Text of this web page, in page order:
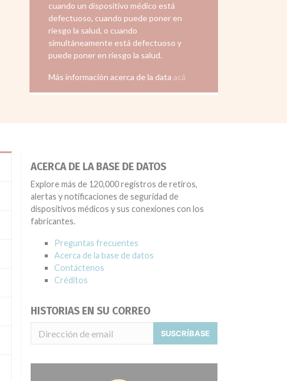
cuando un dispositivo médico está
defectuoso, cuando puede poner en
riesgo la salud, o cuando
simultáneamente está defectuoso y
puede poner en riesgo la salud.
Más información acerca de la data acá
ACERCA DE LA BASE DE DATOS
Explore más de 120,000 registros de retiros,
alertas y notificaciones de seguridad de
dispositivos médicos y sus conexiones con los
fabricantes.
Preguntas frecuentes
Acerca de la base de datos
Contáctenos
Créditos
HISTORIAS EN SU CORREO
SUSCRÍBASE